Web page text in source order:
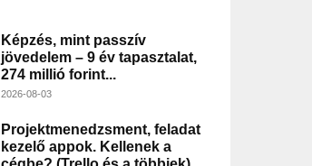
Képzés, mint passzív
jövedelem – 9 év tapasztalat,
274 millió forint...
2026-08-03
Projektmenedzsment, feladat
kezelő appok. Kellenek a